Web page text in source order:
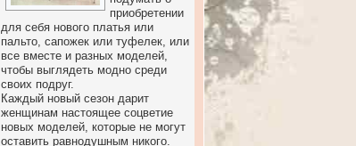
приобретении
для себя нового платья или
пальто, сапожек или туфелек, или
все вместе и разных моделей,
чтобы выглядеть модно среди
своих подруг.
Каждый новый сезон дарит
женщинам настоящее соцветие
новых моделей, которые не могут
оставить равнодушным никого.